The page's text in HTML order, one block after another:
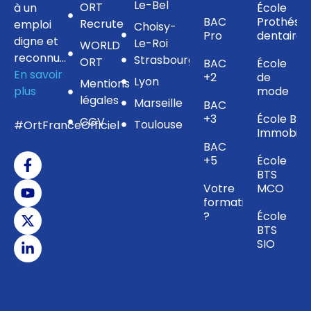
à un
emploi
digne et
reconnu…
En savoir
plus
#OrtFranceOfficiel
ORT
Recrute
WORLD
ORT
Mentions
légales
CGV
Le-Bel
Choisy-
Le-Roi
Strasbourg
Lyon
Marseille
Toulouse
BAC
Pro
BAC
+2
BAC
+3
BAC
+5
Votre
formation
?
École
dentaire
École
de
mode
École BTS
École
BTS
MCO
École
BTS
SIO